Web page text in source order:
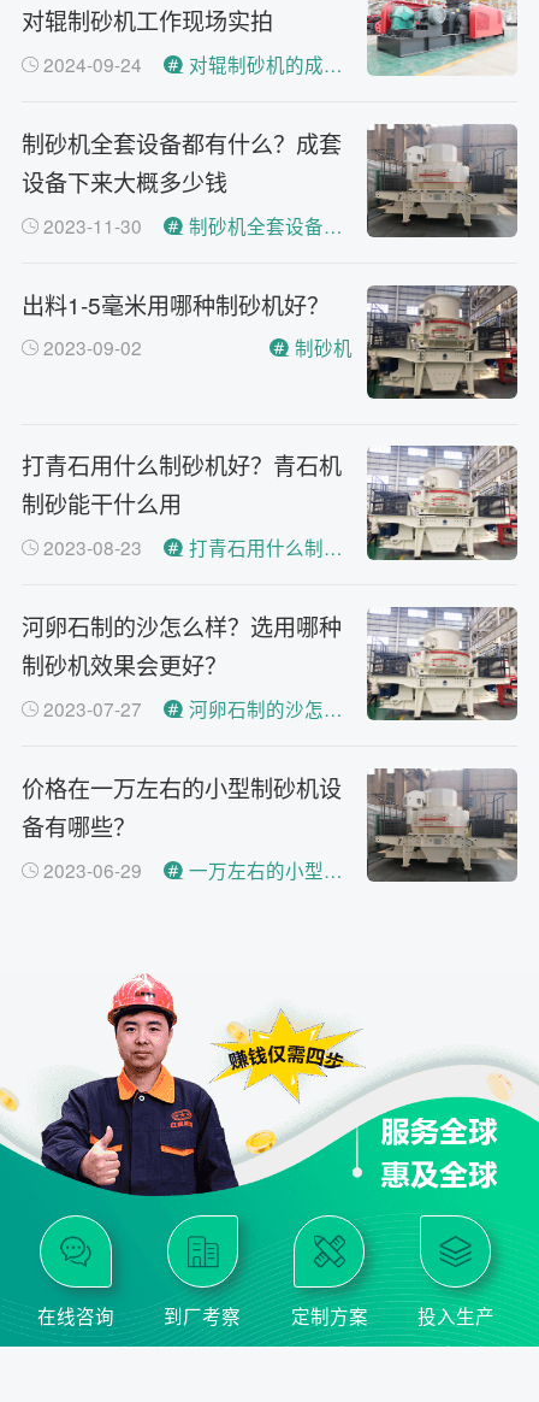
对辊制砂机工作现场实拍
2024-09-24 对辊制砂机的成品率
制砂机全套设备都有什么？成套
设备下来大概多少钱
2023-11-30 制砂机全套设备都有什么？
出料1-5毫米用哪种制砂机好？
2023-09-02 制砂机
打青石用什么制砂机好？青石机
制砂能干什么用
2023-08-23 打青石用什么制砂机好？
河卵石制的沙怎么样？选用哪种
制砂机效果会更好？
2023-07-27 河卵石制的沙怎么样？
价格在一万左右的小型制砂机设
备有哪些？
2023-06-29 一万左右的小型制砂机设备
在线咨询 到厂考察 定制方案 投入生产